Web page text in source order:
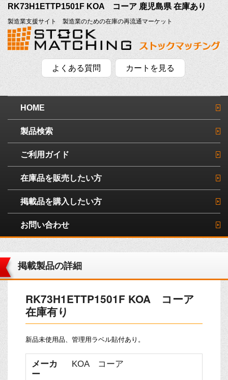
RK73H1ETTP1501F KOA コーア 鹿児島県 在庫あり
製造業支援サイト 製造業のための在庫の再流通マーケット
よくある質問 カートを見る
HOME
製品検索
ご利用ガイド
在庫品を販売したい方
掲載品を購入したい方
お問い合わせ
掲載製品の詳細
RK73H1ETTP1501F KOA コーア
在庫有り
新品未使用品、管理用ラベル貼付あり。
メーカ
ー
KOA コーア